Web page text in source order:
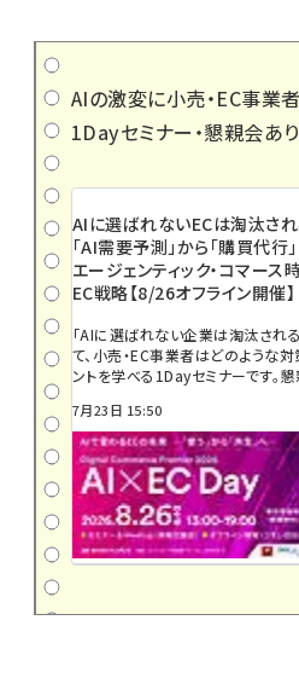
AIの激変に小売・EC事業
1Dayセミナー・懇親会あり
AIに選ばれないECは淘汰され
「AI需要予測」から「購買代行
エージェンティック・コマース
EC戦略【8/26オフライン開催】
「AIに選ばれない企業は淘汰される
て、小売・EC事業者はどのような
ントを学べる1Dayセミナーです。懇
7月23日 15:50